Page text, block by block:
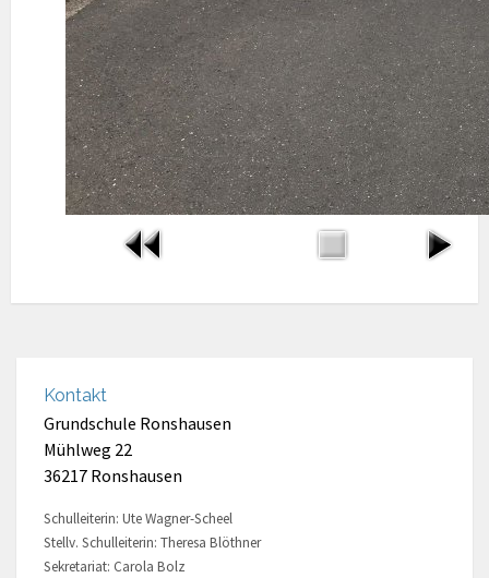
Kontakt
Grundschule Ronshausen
Mühlweg 22
36217 Ronshausen
Schulleiterin: Ute Wagner-Scheel
Stellv. Schulleiterin: Theresa Blöthner
Sekretariat: Carola Bolz